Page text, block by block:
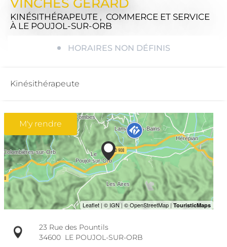
KINÉSITHÉRAPEUTE , COMMERCE ET SERVICE
À LE POUJOL-SUR-ORB
HORAIRES NON DÉFINIS
Kinésithérapeute
M'y rendre
23 Rue des Pountils
34600 LE POUJOL-SUR-ORB